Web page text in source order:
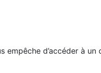
d’accéder à un